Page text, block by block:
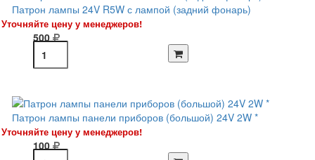
Патрон лампы 24V R5W с лампой (задний фонарь)
Уточняйте цену у менеджеров!
500
Патрон лампы панели приборов (большой) 24V 2W *
Уточняйте цену у менеджеров!
100